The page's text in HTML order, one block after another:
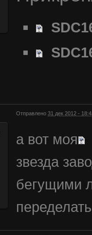
Отправлено 31 дек 2012 -
а вот моя
звезда
бегущими